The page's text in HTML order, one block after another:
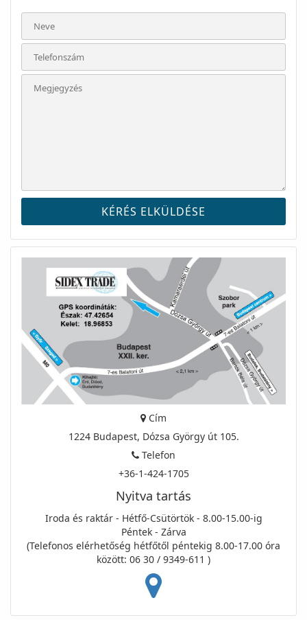
Cím
1224 Budapest, Dózsa György út 105.
Telefon
+36-1-424-1705
Nyitva tartás
Iroda és raktár - Hétfő-Csütörtök - 8.00-15.00-ig
Péntek - Zárva
(Telefonos elérhetőség hétfőtől péntekig 8.00-17.00 óra
között: 06 30 / 9349-611 )